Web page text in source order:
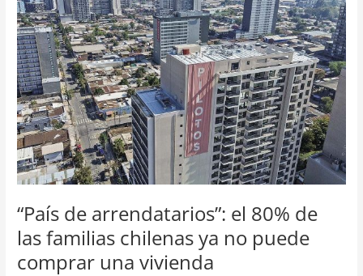
“País de arrendatarios”: el 80% de
las familias chilenas ya no puede
comprar una vivienda
arrendatarios”:
el
80%
de
las
familias
chilenas
ya
no
puede
comprar
una
vivienda